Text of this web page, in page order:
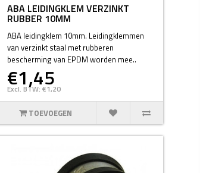
ABA LEIDINGKLEM VERZINKT
RUBBER 10MM
ABA leidingklem 10mm. Leidingklemmen
van verzinkt staal met rubberen
bescherming van EPDM worden mee..
€1,45
Excl. BTW: €1,20
TOEVOEGEN